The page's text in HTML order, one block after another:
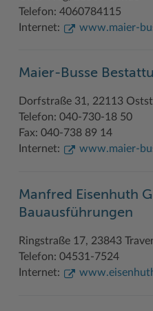
Woche der Seelischen
Karrieretag
Zahlen, Daten, Fakten
Telefon: 4060784115
Internet:
www.maier-
Maier-Busse
Dorfstraße 31, 22113
Telefon: 040-730-18 50
Fax: 040-738 89 14
Internet:
www.maier-
Manfred Eisenhuth
Bauausführungen
Ringstraße 17, 23843
Telefon: 04531-7524
Internet: